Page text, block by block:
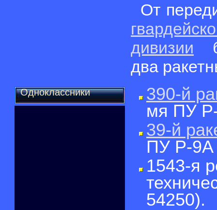
Одноклассники
От
дивизии
два
390-й
мя ПУ
39-й
ПУ Р-
1543-я
54250).